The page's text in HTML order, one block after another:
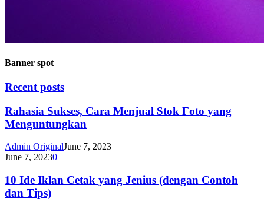
Banner spot
Recent posts
Rahasia Sukses, Cara Menjual Stok Foto yang
Menguntungkan
Admin OriginalJune 7, 2023
June 7, 20230
10 Ide Iklan Cetak yang Jenius (dengan Contoh
dan Tips)